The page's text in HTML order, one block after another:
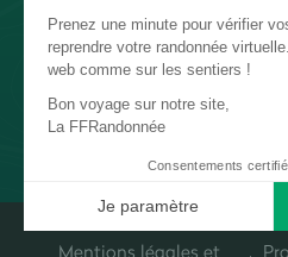
Mentions légales et
Prenez une minute pour vérifier
reprendre votre randonnée
web comme sur les sentiers !
Bon voyage sur notre site,
La FFRandonnée
Consentements
Je paramètre
Axeptio consent
Plateforme de Gestion du